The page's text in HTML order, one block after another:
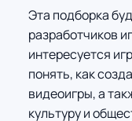
Эта подборка
разработчиков
интересуется
понять, как
видеоигры, а
культуру и